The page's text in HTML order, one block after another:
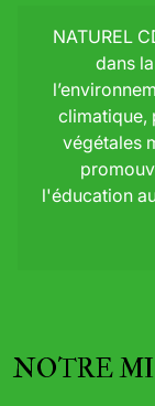
NATUREL
dans
climatique,
végétales
l'éducation
NOTRE